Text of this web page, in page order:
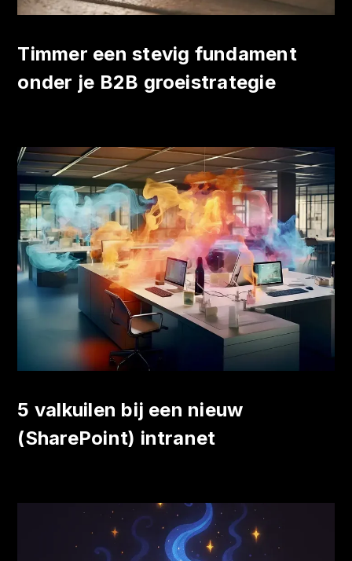
Timmer een stevig fundament
onder je B2B groeistrategie
5 valkuilen bij een nieuw
(SharePoint) intranet